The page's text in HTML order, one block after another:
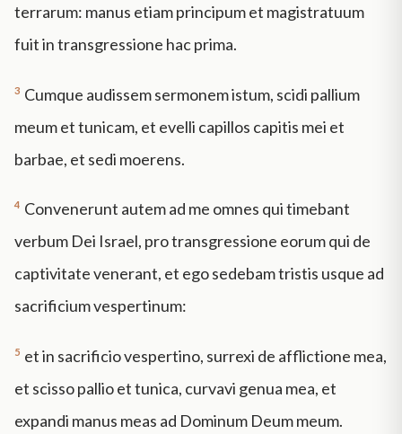
terrarum: manus etiam principum et magistratuum
fuit in transgressione hac prima.
3 Cumque audissem sermonem istum, scidi pallium
meum et tunicam, et evelli capillos capitis mei et
barbae, et sedi moerens.
4 Convenerunt autem ad me omnes qui timebant
verbum Dei Israel, pro transgressione eorum qui de
captivitate venerant, et ego sedebam tristis usque ad
sacrificium vespertinum:
5 et in sacrificio vespertino, surrexi de afflictione mea,
et scisso pallio et tunica, curvavi genua mea, et
expandi manus meas ad Dominum Deum meum.